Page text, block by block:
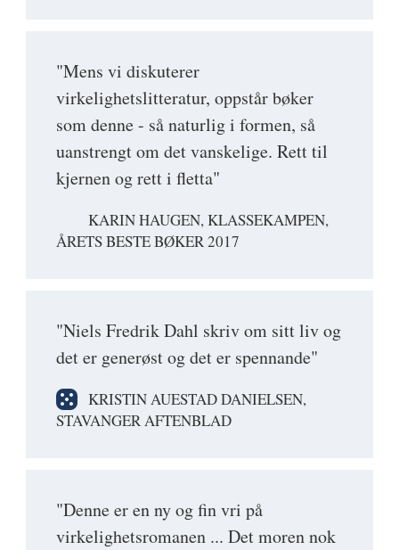
"Mens vi diskuterer
virkelighetslitteratur, oppstår bøker
som denne - så naturlig i formen, så
uanstrengt om det vanskelige. Rett til
kjernen og rett i fletta"
KARIN HAUGEN, KLASSEKAMPEN,
ÅRETS BESTE BØKER 2017
"Niels Fredrik Dahl skriv om sitt liv og
det er generøst og det er spennande"
KRISTIN AUESTAD DANIELSEN,
STAVANGER AFTENBLAD
"Denne er en ny og fin vri på
virkelighetsromanen ... Det moren nok